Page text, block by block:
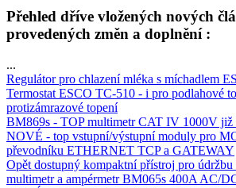
Přehled dříve vložených nových
provedených změn a doplnění :
...
Regulátor pro chlazení mléka s míchadlem
Termostat ESCO TC-510 - i pro podlahové
protizámrazové topení
BM869s - TOP multimetr CAT IV 1000V již
NOVÉ - top vstupní/výstupní moduly pro
převodníku ETHERNET TCP a GATEWAY
Opět dostupný kompaktní přístroj pro
multimetr a ampérmetr BM065s 400A AC/